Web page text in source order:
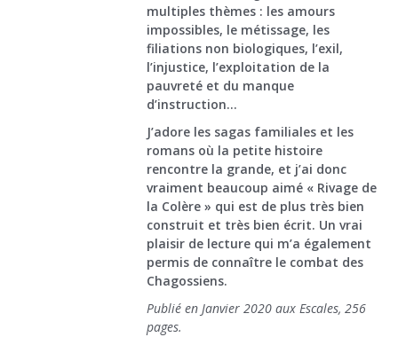
multiples thèmes : les amours
impossibles, le métissage, les
filiations non biologiques, l’exil,
l’injustice, l’exploitation de la
pauvreté et du manque
d’instruction…
J’adore les sagas familiales et les
romans où la petite histoire
rencontre la grande, et j’ai donc
vraiment beaucoup aimé « Rivage de
la Colère » qui est de plus très bien
construit et très bien écrit. Un vrai
plaisir de lecture qui m’a également
permis de connaître le combat des
Chagossiens.
Publié en Janvier 2020 aux Escales, 256
pages.